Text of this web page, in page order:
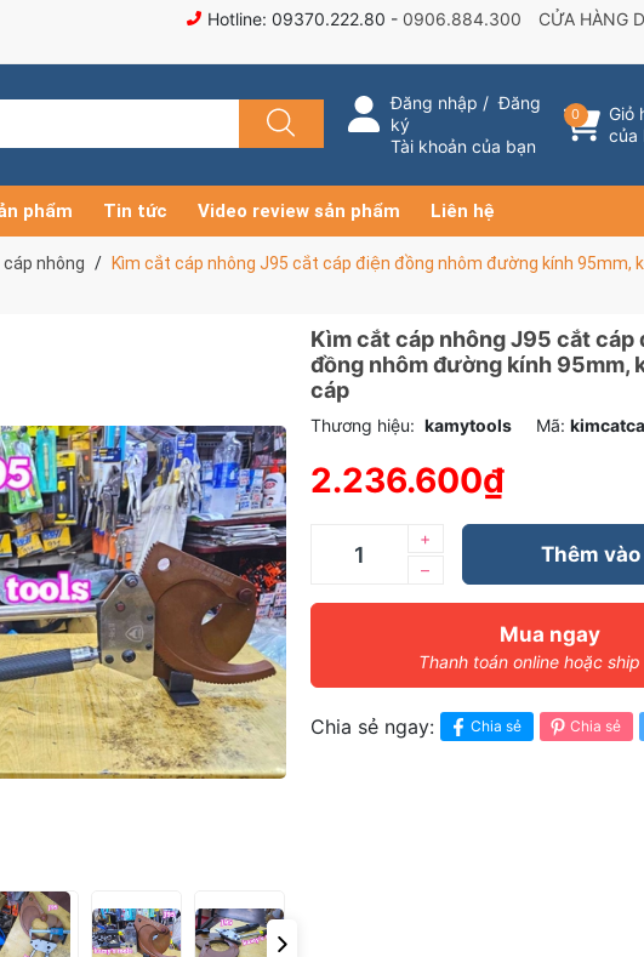
Hotline: 09370.222.80 - 0906.884.300
CỬA HÀNG
Đăng nhập /Đăng
ký
Tài khoản của bạn
0
Giỏ
của
phẩm Tin tức Video review sản phẩm Liên hệ
cáp nhông Kìm cắt cáp nhông J95 cắt cáp điện đồng nhôm đường kính 95mm,
Kìm cắt cáp nhông J95 cắt cáp
đồng nhôm đường kính 95mm,
cáp
Thương hiệu: kamytools Mã:
2.236.600₫
–
+
Thêm
Mua ngay
Thanh toán online hoặc ship
Chia sẻ ngay: Chia sẻ Chia sẻ